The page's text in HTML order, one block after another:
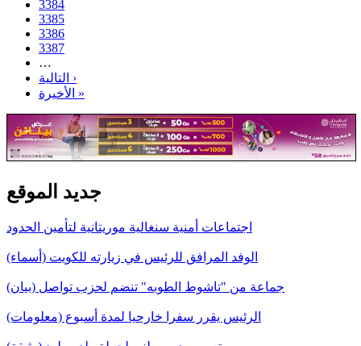
3384
3385
3386
3387
…
التالية ›
الأخيرة »
جديد الموقع
اجتماعات أمنية سنغالية موريتانية لتأمين الحدود
الوفد المرافق للرئيس في زيارته للكويت (أسماء)
جماعة من "تاشوط الطوبه" تنضم لحزب تواصل (بيان)
الرئيس يقرر سفرا خارحيا لمدة أسبوع (معلومات)